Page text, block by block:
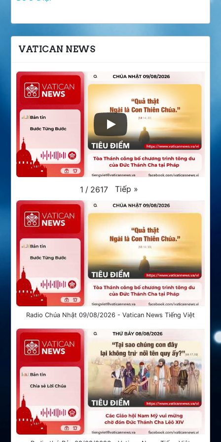
VATICAN NEWS
1 / 2617 Tiếp »
Radio Chúa Nhật 09/08/2026 - Vatican News Tiếng Việt